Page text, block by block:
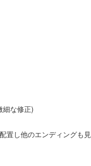
細な修正)
置し他のエンディングも見